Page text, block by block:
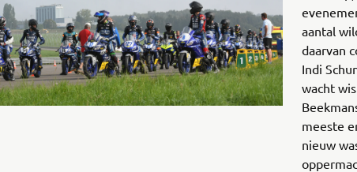
aantal
daarvan
Indi
wacht
meeste
nieuw